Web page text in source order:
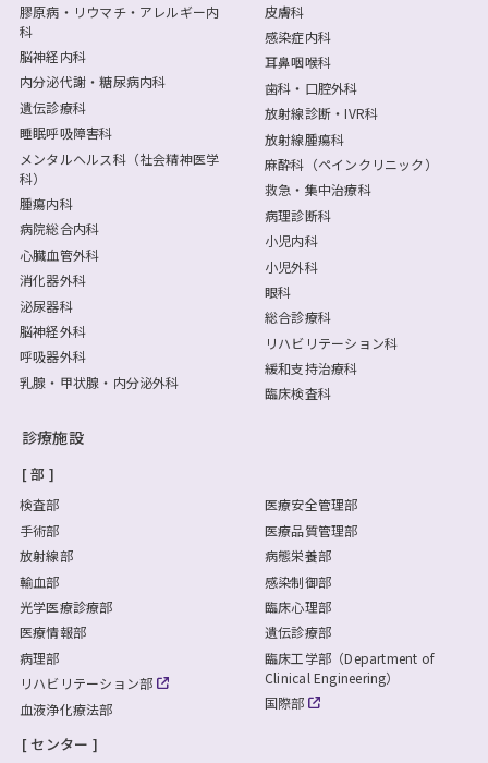
膠原病・リウマチ・アレルギー内
科
脳神経内科
内分泌代謝・糖尿病内科
遺伝診療科
睡眠呼吸障害科
メンタルヘルス科（社会精神医学
科）
腫瘍内科
病院総合内科
心臓血管外科
消化器外科
泌尿器科
脳神経外科
呼吸器外科
乳腺・甲状腺・内分泌外科
皮膚科
感染症内科
耳鼻咽喉科
歯科・口腔外科
放射線診断・IVR科
放射線腫瘍科
麻酔科（ペインクリニック）
救急・集中治療科
病理診断科
小児内科
小児外科
眼科
総合診療科
リハビリテーション科
緩和支持治療科
臨床検査科
診療施設
部
検査部
手術部
放射線部
輸血部
光学医療診療部
医療情報部
病理部
リハビリテーション部
血液浄化療法部
医療安全管理部
医療品質管理部
病態栄養部
感染制御部
臨床心理部
遺伝診療部
臨床工学部（Department of
Clinical Engineering）
国際部
センター